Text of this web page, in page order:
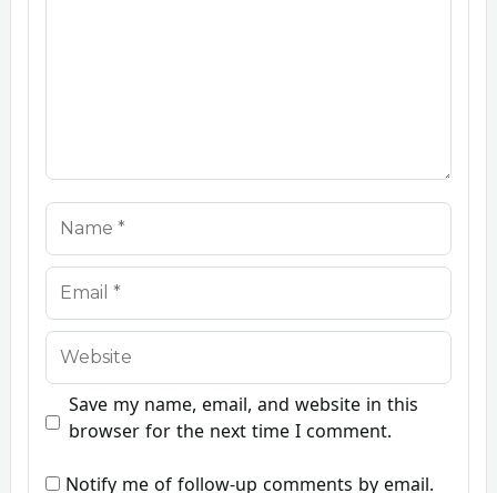
Name
Email
Website
Save my name, email, and website in this
browser for the next time I comment.